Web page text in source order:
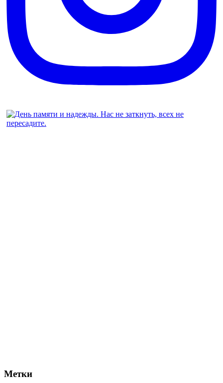
Метки